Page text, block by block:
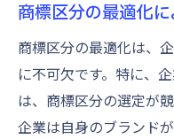
商標区分の最適化
商標区分の最適化は、
に不可欠です。特に、
は、商標区分の選定が
企業は自身のブランド